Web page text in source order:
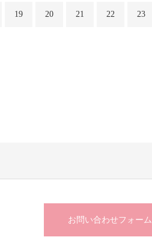
19 20 21 22 23
お問い合わせフォーム